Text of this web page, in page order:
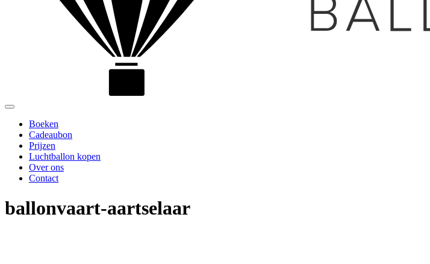
Toggle
navigationBoeken
Cadeaubon
Prijzen
Luchtballon kopen
Over ons
Contact
ballonvaart-aartselaar